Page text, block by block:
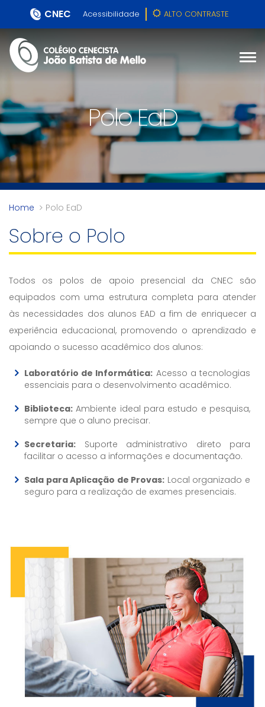
CNEC Acessibilidade ALTO CONTRASTE
Polo EaD
Home Polo EaD
Sobre o Polo
Todos os polos de apoio presencial da CNEC são
equipados com uma estrutura completa para atender
às necessidades dos alunos EAD a fim de enriquecer a
experiência educacional, promovendo o aprendizado e
apoiando o sucesso acadêmico dos alunos:
Laboratório de Informática: Acesso a tecnologias
essenciais para o desenvolvimento acadêmico.
Biblioteca: Ambiente ideal para estudo e pesquisa,
sempre que o aluno precisar.
Secretaria: Suporte administrativo direto para
facilitar o acesso a informações e documentação.
Sala para Aplicação de Provas: Local organizado e
seguro para a realização de exames presenciais.